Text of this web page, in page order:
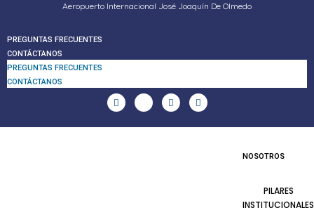
Aeropuerto Internacional José Joaquín De Olmedo
PREGUNTAS FRECUENTES
CONTÁCTANOS
PREGUNTAS FRECUENTES
CONTÁCTANOS
NOSOTROS
PILARES
INSTITUCIONALES